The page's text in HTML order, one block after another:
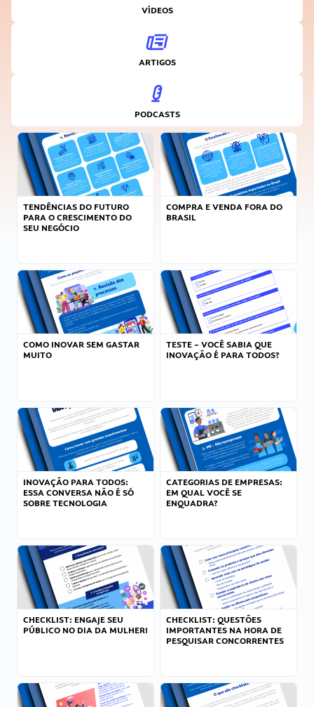
VÍDEOS
ARTIGOS
PODCASTS
TENDÊNCIAS DO FUTURO
PARA O CRESCIMENTO DO
SEU NEGÓCIO
COMPRA E VENDA FORA DO
BRASIL
COMO INOVAR SEM GASTAR
MUITO
TESTE – VOCÊ SABIA QUE
INOVAÇÃO É PARA TODOS?
INOVAÇÃO PARA TODOS:
ESSA CONVERSA NÃO É SÓ
SOBRE TECNOLOGIA
CATEGORIAS DE EMPRESAS:
EM QUAL VOCÊ SE
ENQUADRA?
CHECKLIST: ENGAJE SEU
PÚBLICO NO DIA DA MULHER!
CHECKLIST: QUESTÕES
IMPORTANTES NA HORA DE
PESQUISAR CONCORRENTES